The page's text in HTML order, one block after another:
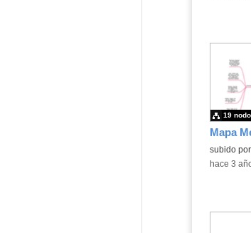
Mapa
subido por
19
-hace 3